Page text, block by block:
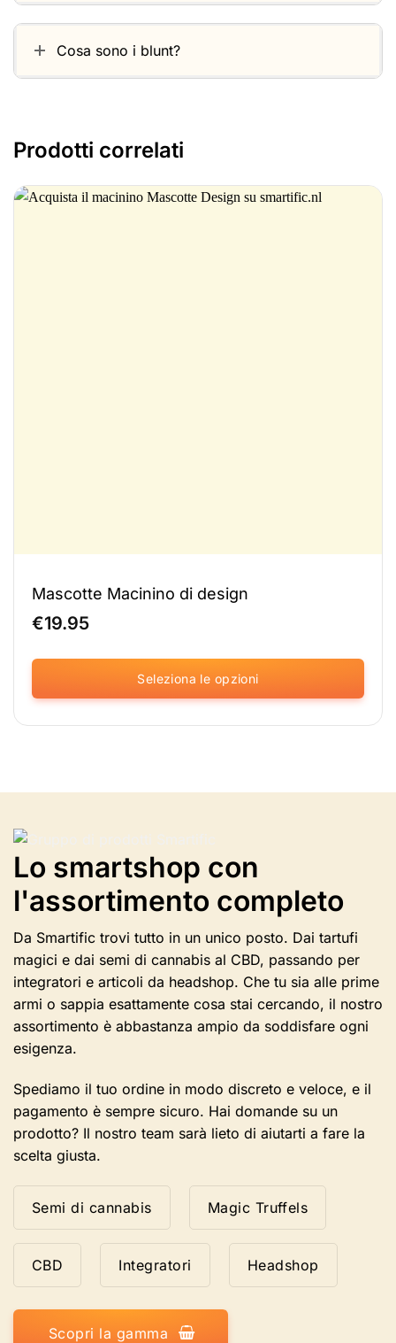
Cosa sono i blunt?
Prodotti correlati
Mascotte Macinino di design
€19.95
Seleziona le opzioni
Questo
prodotto
possono
essere
selezionate
nella
pagina
del
prodotto
Lo smartshop con
l'assortimento completo
Da Smartific trovi tutto in un unico posto. Dai tartufi
magici e dai semi di cannabis al CBD, passando per
integratori e articoli da headshop. Che tu sia alle prime
armi o sappia esattamente cosa stai cercando, il nostro
assortimento è abbastanza ampio da soddisfare ogni
esigenza.
Spediamo il tuo ordine in modo discreto e veloce, e il
pagamento è sempre sicuro. Hai domande su un
prodotto? Il nostro team sarà lieto di aiutarti a fare la
scelta giusta.
Semi di cannabis Magic Truffels
CBD Integratori Headshop
Scopri la gamma